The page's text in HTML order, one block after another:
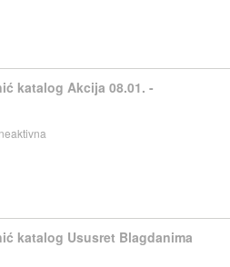
katalog Akcija 08.01. -
katalog Ususret Blagdanima